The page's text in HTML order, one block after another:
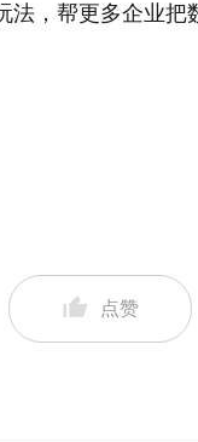
，帮更多企业把
点赞